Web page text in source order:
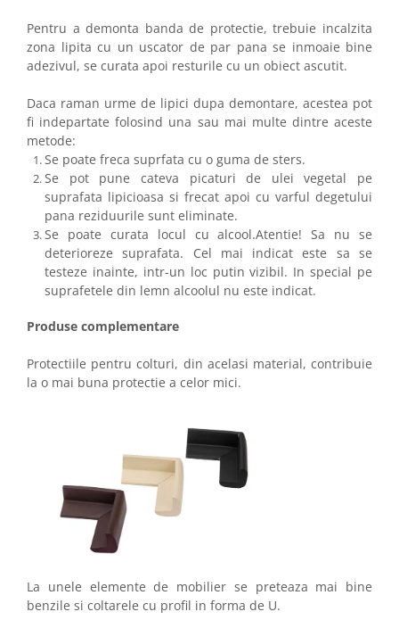
Pentru a demonta banda de protectie, trebuie incalzita
zona lipita cu un uscator de par pana se inmoaie bine
adezivul, se curata apoi resturile cu un obiect ascutit.
Daca raman urme de lipici dupa demontare, acestea pot
fi indepartate folosind una sau mai multe dintre aceste
metode:
Se poate freca suprfata cu o guma de sters.
Se pot pune cateva picaturi de ulei vegetal pe
suprafata lipicioasa si frecat apoi cu varful degetului
pana reziduurile sunt eliminate.
Se poate curata locul cu alcool.Atentie! Sa nu se
deterioreze suprafata. Cel mai indicat este sa se
testeze inainte, intr-un loc putin vizibil. In special pe
suprafetele din lemn alcoolul nu este indicat.
Produse complementare
Protectiile pentru colturi, din acelasi material, contribuie
la o mai buna protectie a celor mici.
La unele elemente de mobilier se preteaza mai bine
benzile si coltarele cu profil in forma de U.